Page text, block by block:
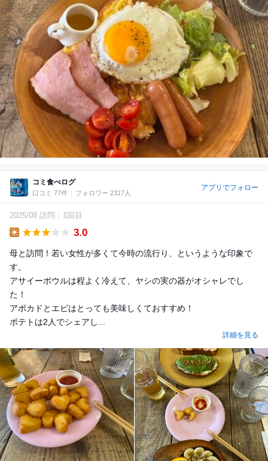
コミ食べログ
口コミ 77件 フォロワー 2317人
アプリでフォロー
2025/08 訪問 1回目
3.0
母と訪問！若い女性が多くて今時の流行り、というような印象で
す。
アサイーボウルは程よく冷えて、ヤシの実の器がオシャレでし
た！
アボカドとエビはとっても美味しくておすすめ！
ポテトは2人でシェアし...
詳細を見る